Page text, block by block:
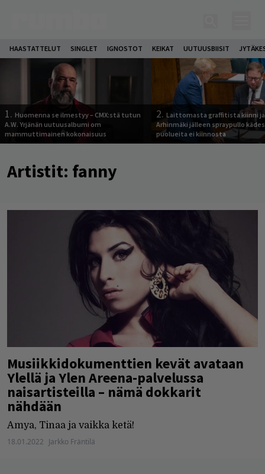
HAASTATTELUT SINGLET IGNOSTOT KEIKAT UUTUUSBIISIT
1. Huomenna se ilmestyy – CMX:stä tutun
A.W. Yrjänän uutuusalbumi om
mammuttimainen kokonaisuus
2. Laittomasta graffitista kiinni
Arhinmäki jälleen spraypullo
puolueita ei kiinnosta
Artistit: fanny
Musiikkidokumenttien kevät avataan
Ylellä ja Ylen Areena-palvelussa
naisartisteilla – nämä dokkarit
nähdään
Amya, Tinaa ja vaikka ketä!
18.01.2022 Jarkko Fräntilä